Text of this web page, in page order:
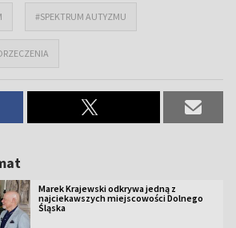
#SPEKTRUM AUTYZMU
Marek Krajewski odkrywa jedną z
najciekawszych miejscowości Dolnego
Śląska